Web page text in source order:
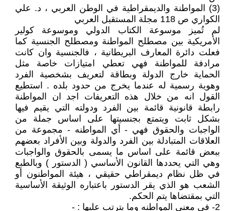
(3) المواطنة والديمقراطية في الوطن العربي ، د. علي
الكواري ص 118 مجلة المستقبل العربي
لم تُميز موسوعة الكتاب الدولي وموسوعة كولير
الأمريكية بين مصطلح المواطنة ومصطلح الجنسية كما
فعلت دائرة المعارف البريطانية ، فالجنسية وان كانت
مرادفة للمواطنة فهي تعطي امتيازات خاصة مثل
الحماية خارج الدولة وبطاقة لتعريف بشخصية الفرد
وهوية رسمية له عندما يخرج من حدود بلده . استطيع
القول انه من خلال هذه التعريفات اجد ان المواطنة
رابطة قانونية قائمة بين الفرد ودولته التي يقيم فيها
بشكل ثابت ويتمتع بجنسيتها على اساس جملة من
الواجبات والحقوق فهي - أي المواطنه - مجموعة من
العلاقات المتبادلة بين الفرد والدولة وبين الأفراد بعضهم
ببعض قائمة على اساس ما يسمى بالحقوق والواجبات
وهي التي يحددها القانون الأساسي ( الدستور ) وبالطبع
في ظل نظام ديمقراطي حقيقي ، هيئة المواطنون أو
الشعب هو الذي يقر الدستور باعتباره الوثيقة الأساسية
التي بمقتضاها يتم الحكم.
2- في معنى المواطنه وما يترتب عليها : -